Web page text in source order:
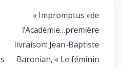
« Impromptus »de
l’Académie…première
livraison: Jean-Baptiste
Baronian, « Le féminin